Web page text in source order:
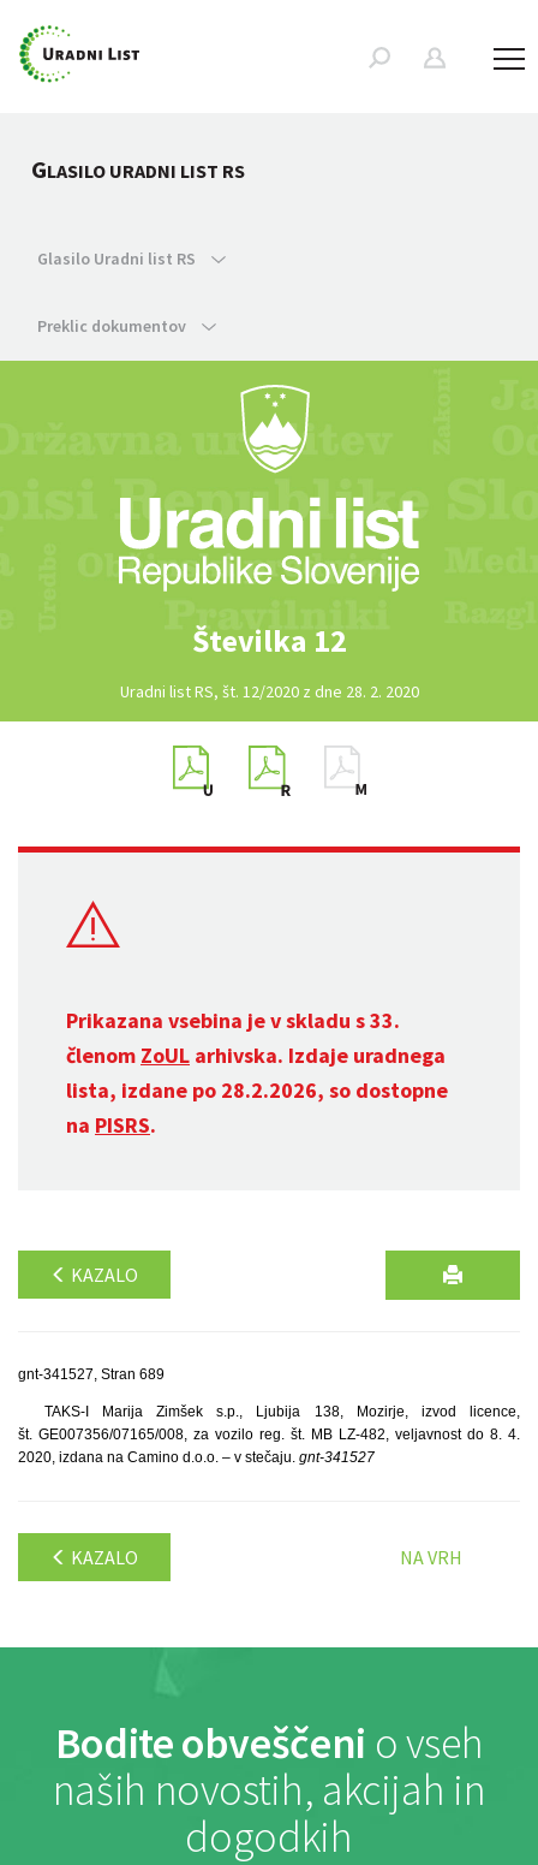
GLASILO URADNI LIST RS
Glasilo Uradni list RS
Preklic dokumentov
Številka 12
Uradni list RS, št. 12/2020 z dne 28. 2. 2020
Prikazana vsebina je v skladu s 33.
členom ZoUL arhivska. Izdaje uradnega
lista, izdane po 28.2.2026, so dostopne
na PISRS.
KAZALO
gnt-341527, Stran 689
TAKS-I Marija Zimšek s.p., Ljubija 138, Mozirje, izvod licence,
št. GE007356/07165/008, za vozilo reg. št. MB LZ-482, veljavnost do 8. 4.
2020, izdana na Camino d.o.o. – v stečaju. gnt-341527
KAZALO NA VRH
Bodite obveščeni o vseh
naših novostih, akcijah in
dogodkih